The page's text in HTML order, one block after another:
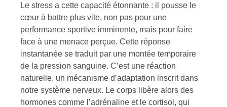
Le stress a cette capacité étonnante : il pousse le
cœur à battre plus vite, non pas pour une
performance sportive imminente, mais pour faire
face à une menace perçue. Cette réponse
instantanée se traduit par une montée temporaire
de la pression sanguine. C’est une réaction
naturelle, un mécanisme d’adaptation inscrit dans
notre système nerveux. Le corps libère alors des
hormones comme l’adrénaline et le cortisol, qui